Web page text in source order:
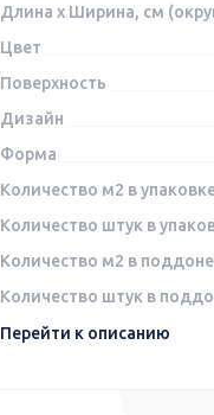
Длина x Ширина, см
Цвет
Поверхность
Дизайн
Форма
Количество м2 в
Количество штук в
Количество м2 в поддоне
Количество штук в
Перейти к описанию